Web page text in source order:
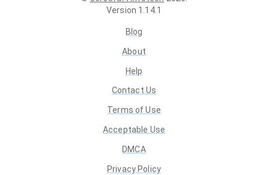
Version 1.14.1
Blog
About
Help
Contact Us
Terms of Use
Acceptable Use
DMCA
Privacy Policy